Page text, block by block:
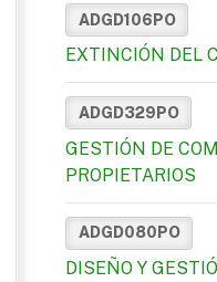
ADGD106PO
EXTINCIÓN DEL
ADGD329PO
GESTIÓN DE
PROPIETARIOS
ADGD080PO
DISEÑO Y